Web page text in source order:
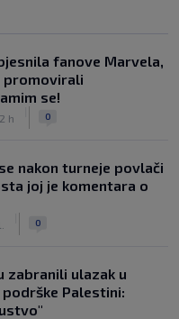
fanove Marvela,
promovirali
se!
h 0
nakon turneje povlači
joj je komentara o
0
zabranili ulazak u
Palestini: